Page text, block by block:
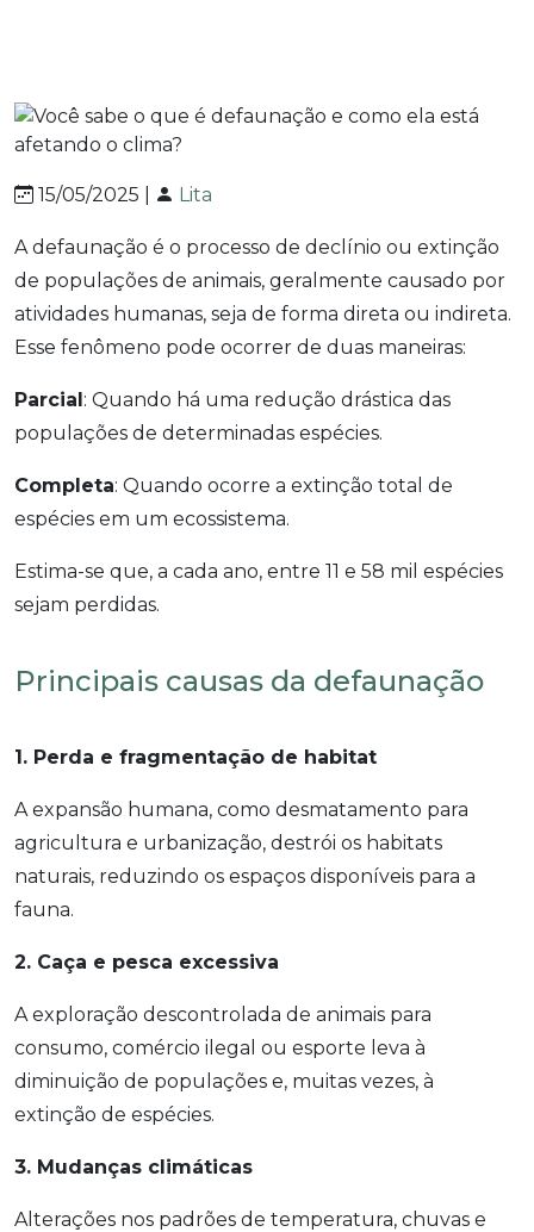
15/05/2025 | Lita
A defaunação é o processo de declínio ou extinção
de populações de animais, geralmente causado por
atividades humanas, seja de forma direta ou indireta.
Esse fenômeno pode ocorrer de duas maneiras:
Parcial: Quando há uma redução drástica das
populações de determinadas espécies.
Completa: Quando ocorre a extinção total de
espécies em um ecossistema.
Estima-se que, a cada ano, entre 11 e 58 mil espécies
sejam perdidas.
Principais causas da defaunação
1. Perda e fragmentação de habitat
A expansão humana, como desmatamento para
agricultura e urbanização, destrói os habitats
naturais, reduzindo os espaços disponíveis para a
fauna.
2. Caça e pesca excessiva
A exploração descontrolada de animais para
consumo, comércio ilegal ou esporte leva à
diminuição de populações e, muitas vezes, à
extinção de espécies.
3. Mudanças climáticas
Alterações nos padrões de temperatura, chuvas e